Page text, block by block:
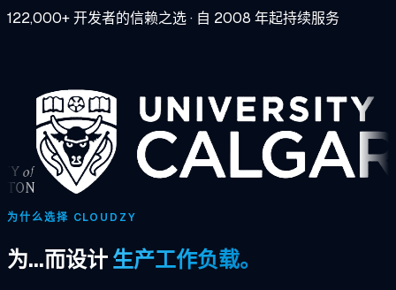
122,000+ 开发者的信赖之选· 自 2008 年起持续服务
为什么选择 CLOUDZY
为...而设计生产工作负载。